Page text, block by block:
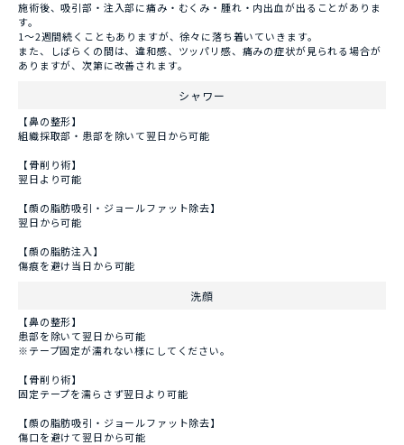
施術後、吸引部・注入部に痛み・むくみ・腫れ・内出血が出ることがありま
す。
1～2週間続くこともありますが、徐々に落ち着いていきます。
また、しばらくの間は、違和感、ツッパリ感、痛みの症状が見られる場合が
ありますが、次第に改善されます。
シャワー
【鼻の整形】
組織採取部・患部を除いて翌日から可能
【骨削り術】
翌日より可能
【顔の脂肪吸引・ジョールファット除去】
翌日から可能
【顔の脂肪注入】
傷痕を避け当日から可能
洗顔
【鼻の整形】
患部を除いて翌日から可能
※テープ固定が濡れない様にしてください。
【骨削り術】
固定テープを濡らさず翌日より可能
【顔の脂肪吸引・ジョールファット除去】
傷口を避けて翌日から可能